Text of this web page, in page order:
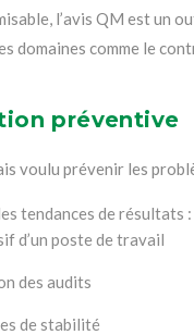
l’avis QM est un
domaines comme le
préventive
voulu prévenir les
tendances de
d’un poste de travail
des audits
de stabilité